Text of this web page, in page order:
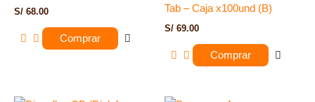
S/ 68.00
Comprar
Tab – Caja x100und (B)
S/ 69.00
Comprar